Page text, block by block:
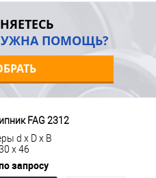
ПОМОЩЬ?
FAG 2312
d x D x B
x 46
запросу